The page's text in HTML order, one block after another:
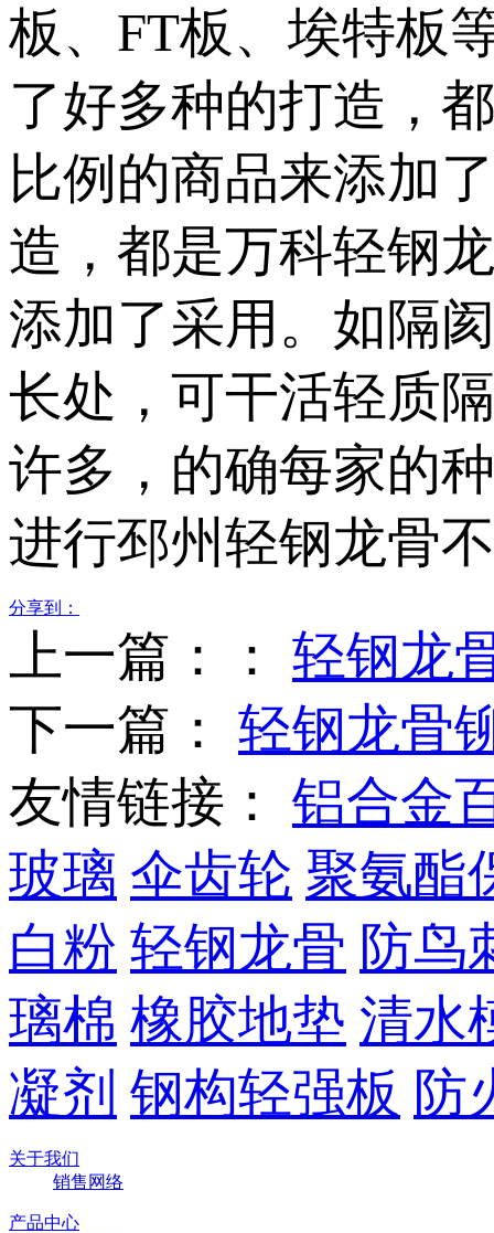
板、FT板、埃特板
了好多种的打造，
比例的商品来添加
造，都是万科轻钢
添加了采用。如隔
长处，可干活轻质
许多，的确每家的
进行邳州轻钢龙骨
分享到：
上一篇：： 轻钢龙
下一篇： 轻钢龙骨
友情链接： 铝合金
玻璃 伞齿轮 聚氨酯
白粉 轻钢龙骨 防鸟
璃棉 橡胶地垫 清水
凝剂 钢构轻强板 防
关于我们
销售网络
产品中心